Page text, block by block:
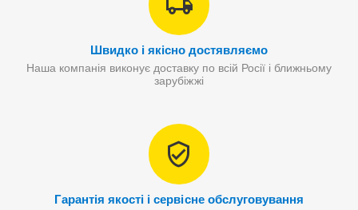
Швидко і якісно достявляємо
Наша компанія виконує доставку по всій Росії і ближньому
зарубіжжі
Гарантія якості і сервісне обслуговування